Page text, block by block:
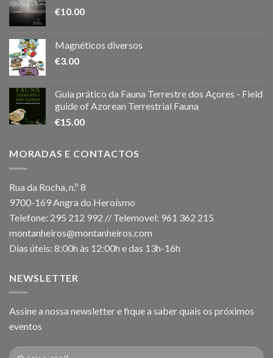
€10.00
Magnéticos diversos
€3.00
Guia prático da Fauna Terrestre dos Açores - Field
guide of Azorean Terrestrial Fauna
€15.00
MORADAS E CONTACTOS
Rua da Rocha, n.º 8
9700-169 Angra do Heroísmo
Telefone: 295 212 992 // Telemovel: 961 362 215
montanheiros@montanheiros.com
Dias úteis: 8:00h às 12:00h e das 13h-16h
NEWSLETTER
Assine a nossa newsletter e fique a saber quais os próximos
eventos